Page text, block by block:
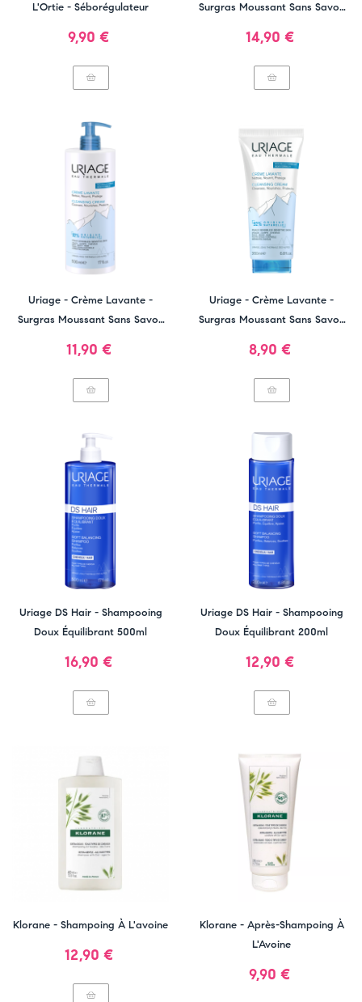
L'Ortie - Séborégulateur
Prix
9,90 €
Surgras Moussant Sans Savon
Prix
14,90 €
Uriage - Crème Lavante -
Surgras Moussant Sans Savon
Prix
11,90 €
Uriage - Crème Lavante -
Surgras Moussant Sans Savon
Prix
8,90 €
Uriage DS Hair - Shampooing
Doux Équilibrant 500ml
Prix
16,90 €
Uriage DS Hair - Shampooing
Doux Équilibrant 200ml
Prix
12,90 €
Klorane - Shampoing À L'avoine
Prix
12,90 €
Klorane - Après-Shampoing À
L'Avoine
Prix
9,90 €